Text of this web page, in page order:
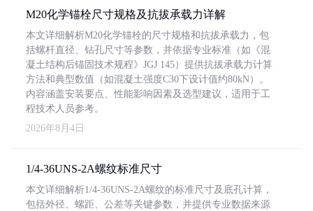
M20化学锚栓尺寸规格及抗拔承载力详解
本文详细解析M20化学锚栓的尺寸规格和抗拔承载力，包
括螺杆直径、钻孔尺寸等参数，并依据专业标准（如《混
凝土结构后锚固技术规程》JGJ 145）提供抗拔承载力计算
方法和典型数值（如混凝土强度C30下设计值约80kN）。
内容涵盖安装要点、性能影响因素及选型建议，适用于工
程技术人员参考。
2026年8月4日
1/4-36UNS-2A螺纹标准尺寸
本文详细解析1/4-36UNS-2A螺纹的标准尺寸及底孔计算，
包括外径、螺距、公差等关键参数，并提供专业数据来源